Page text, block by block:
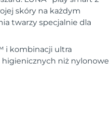
skóry na każdym
twarzy specjalnie dla
i kombinacji ultra
niż nylonowe